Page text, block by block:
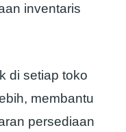
inventaris
di setiap toko
membantu
persediaan